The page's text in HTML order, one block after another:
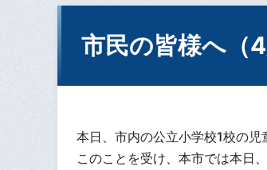
市民の皆様へ（4
本日、市内の公立小学校1校の児
このことを受け、本市では本日